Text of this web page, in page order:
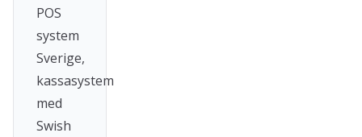
POS
system
Sverige,
kassasystem
med
Swish